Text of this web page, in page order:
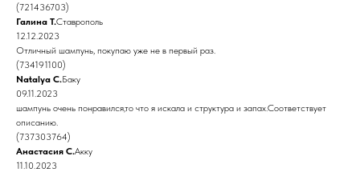
(721436703)
Галина Т.Ставрополь
12.12.2023
Отличный шампунь, покупаю уже не в первый раз.
(734191100)
Natalya C.Баку
09.11.2023
шампунь очень понравился,то что я искала и структура и запах.Соответствует
описанию.
(737303764)
Анастасия С.Акку
11.10.2023